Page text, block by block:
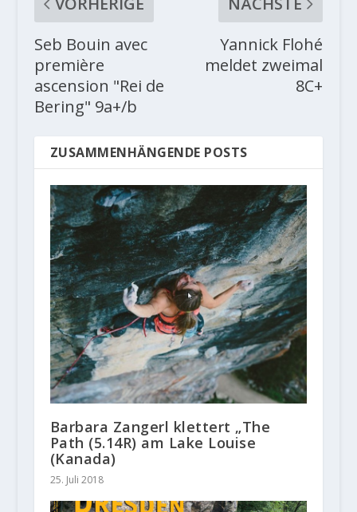
Seb Bouin avec
première
ascension "Rei de
Bering" 9a+/b
Yannick Flohé
meldet zweimal
8C+
ZUSAMMENHÄNGENDE POSTS
Barbara Zangerl klettert „The
Path (5.14R) am Lake Louise
(Kanada)
25. Juli 2018